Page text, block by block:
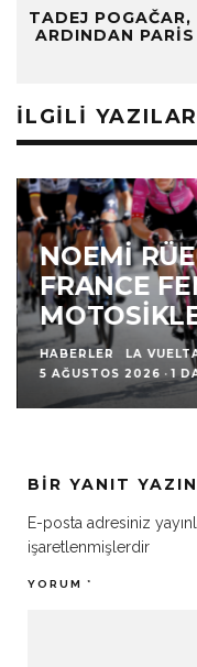
TADEJ
ARDINDAN
İLGILI YAZILAR
NOEMI
FRANCE
HABERLER LA
5 AĞUSTOS 2026 · 1
BIR YANIT YAZIN
E-posta adresiniz
işaretlenmişlerdir
YORUM *